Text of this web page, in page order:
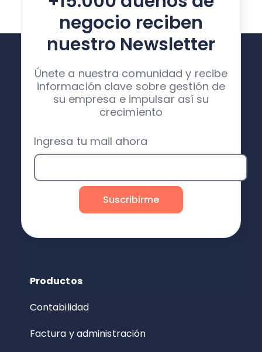
negocio reciben
nuestro Newsletter
Únete a nuestra comunidad y recibe
información clave sobre gestión de
su empresa e impulsar así su
crecimiento
Ingresa tu mail ahora
Productos
Contabilidad
Factura y administración